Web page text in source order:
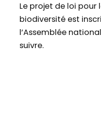
Le projet de loi
biodiversité est
l’Assemblée
suivre.